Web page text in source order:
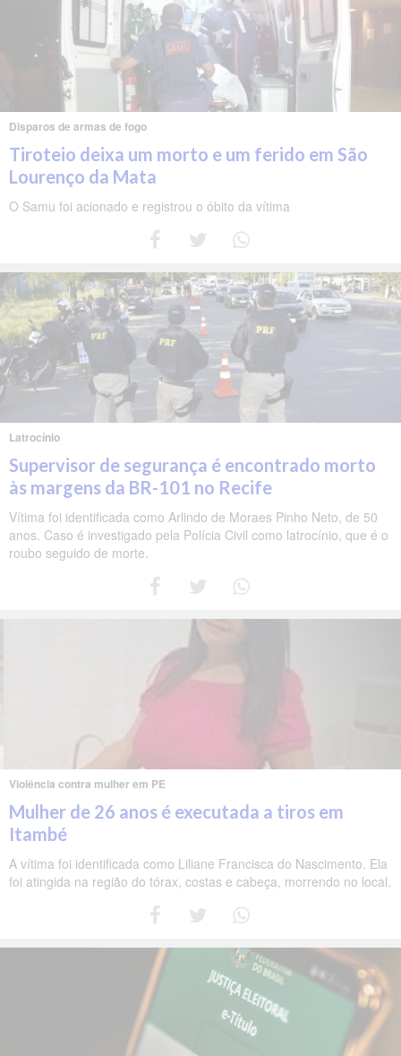
Disparos de armas de fogo
Tiroteio deixa um morto e um ferido em São
Lourenço da Mata
O Samu foi acionado e registrou o óbito da vítima
Latrocínio
Supervisor de segurança é encontrado morto
às margens da BR-101 no Recife
Vítima foi identificada como Arlindo de Moraes Pinho Neto, de 50
anos. Caso é investigado pela Polícia Civil como latrocínio, que é o
roubo seguido de morte.
Violência contra mulher em PE
Mulher de 26 anos é executada a tiros em
Itambé
A vítima foi identificada como Liliane Francisca do Nascimento. Ela
foi atingida na região do tórax, costas e cabeça, morrendo no local.